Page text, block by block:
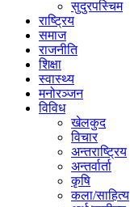
सुदुरपस्चिम
राष्ट्रिय
समाज
राजनीति
शिक्षा
स्वास्थ्य
मनोरञ्जन
विविध
खेलकुद
विचार
अन्तराष्ट्रिय
अन्तर्वार्ता
कृषि
कला/साहित्य